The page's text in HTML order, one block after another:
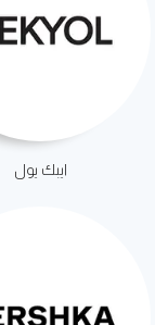
ايبك يول